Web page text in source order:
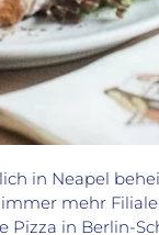
in Neapel
mehr
Pizza in Berlin-